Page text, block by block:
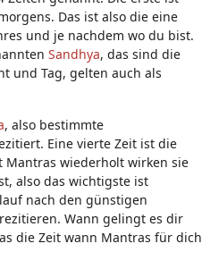
Das ist also die eine
und je nachdem wo du bist.
Sandhya, das sind die
und Tag, gelten auch als
, also bestimmte
Eine vierte Zeit ist die
Mantras wiederholt wirken sie
also das wichtigste ist
nach den günstigen
Wann gelingt es dir
die Zeit wann Mantras für dich